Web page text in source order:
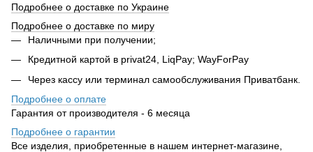
Подробнее о доставке по Украине
Подробнее о доставке по миру
Наличными при получении;
Кредитной картой в privat24, LiqPay; WayForPay
Через кассу или терминал самообслуживания Приватбанк.
Подробнее о оплате
Гарантия от производителя - 6 месяца
Подробнее о гарантии
Все изделия, приобретенные в нашем интернет-магазине,